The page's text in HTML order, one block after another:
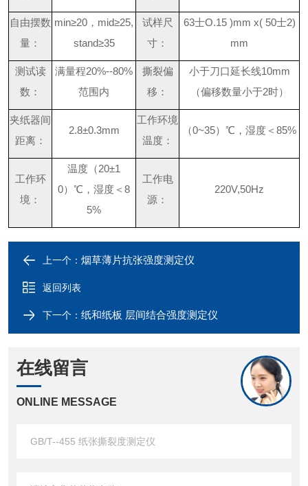
自由摆数
量：
min≥20 ， mid≥25,
stand≥35
试样尺
寸：
63士O.15 )mm x( 50士2)
mm
测试读
数：
满量程20%--80%
范围内
撕裂偏
移：
小于刀口延长线10mm
（偏移数量小于2时）
夹纸器间
距离：
2.8±0.3mm
工作环境
温度：
（0~35） ℃ ，湿度 ＜ 85%
工作环
境：
温度 （20±1
0） ℃ ，湿度 ＜ 8
5%
工作电
源：
220V,50Hz
上一个： 烟草薄片抗张强度测定仪
返回列表
下一个： 纸和纸板 层间结合强度测定仪
在线留言
ONLINE MESSAGE